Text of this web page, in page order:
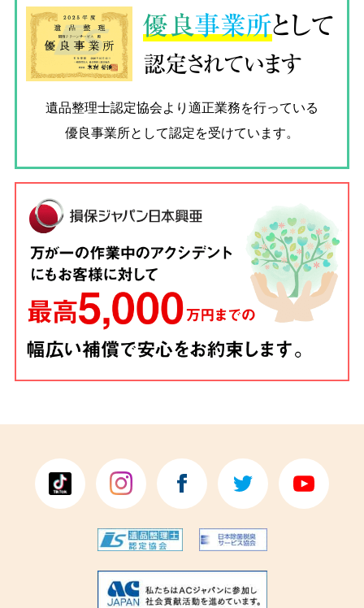
優良事業所として
認定されています
遺品整理士認定協会より適正業務を行っている
優良事業所として認定を受けています。